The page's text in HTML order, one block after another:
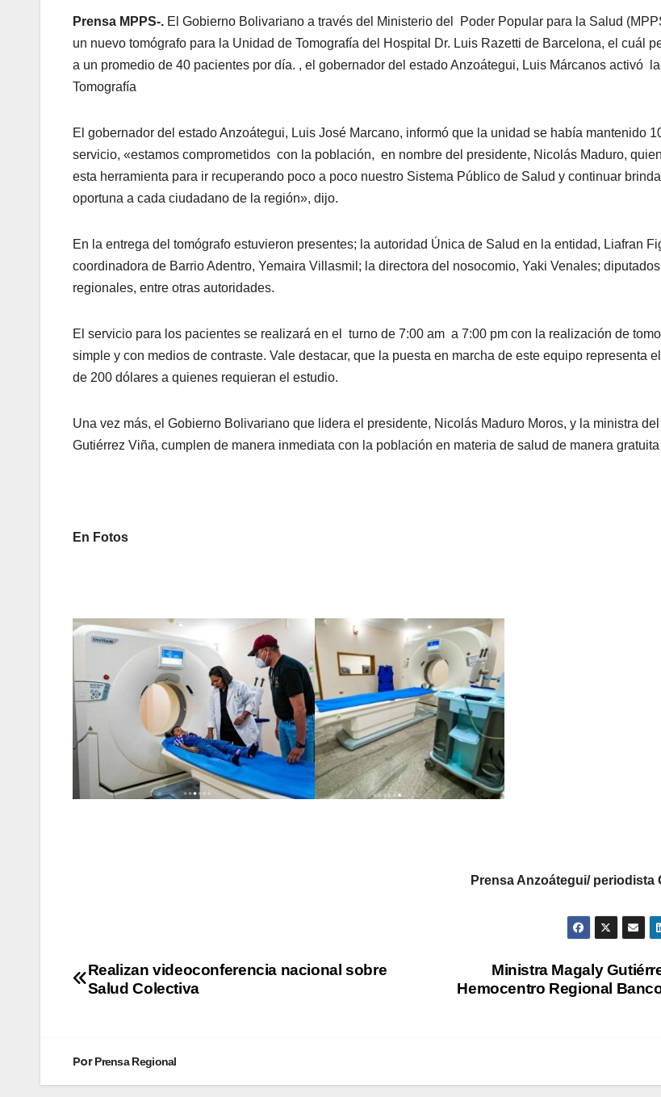
Prensa MPPS-. El Gobierno Bolivariano a través del Ministerio del Poder Popular para la Salud
un nuevo tomógrafo para la Unidad de Tomografía del Hospital Dr. Luis Razetti de Barcelona, el cuál
a un promedio de 40 pacientes por día. , el gobernador del estado Anzoátegui, Luis Márcanos activó
Tomografía
El gobernador del estado Anzoátegui, Luis José Marcano, informó que la unidad se había mantenido
servicio, «estamos comprometidos con la población, en nombre del presidente, Nicolás Maduro,
esta herramienta para ir recuperando poco a poco nuestro Sistema Público de Salud y continuar
oportuna a cada ciudadano de la región», dijo.
En la entrega del tomógrafo estuvieron presentes; la autoridad Única de Salud en la entidad, Liafran
coordinadora de Barrio Adentro, Yemaira Villasmil; la directora del nosocomio, Yaki Venales;
regionales, entre otras autoridades.
El servicio para los pacientes se realizará en el turno de 7:00 am a 7:00 pm con la realización de
simple y con medios de contraste. Vale destacar, que la puesta en marcha de este equipo representa
de 200 dólares a quienes requieran el estudio.
Una vez más, el Gobierno Bolivariano que lidera el presidente, Nicolás Maduro Moros, y la ministra
Gutiérrez Viña, cumplen de manera inmediata con la población en materia de salud de manera
En Fotos
Prensa Anzoátegui/ periodista
Ministra Magaly
Hemocentro Regional
Realizan videoconferencia nacional sobre
Salud Colectiva
PorPrensa Regional